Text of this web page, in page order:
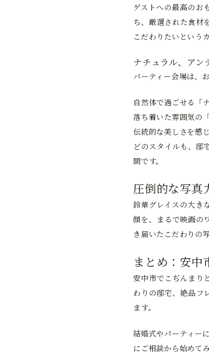
ゲストへの最高のお
ち、厳選された食材
こだわりたいという
ナチュラル、ア
パーティー会場は、
自然体で過ごせる「
落ち着いた雰囲気の
伝統的な美しさを感
どのスタイルも、邸
間です。
圧倒的な写真
鈴華グレイスの大き
顔を、まるで映画の
き届いたこだわりの
まとめ：安中
安中市でこぢんまり
わりの邸宅、絶品フ
ます。
結婚式やパーティー
にご相談から始めて